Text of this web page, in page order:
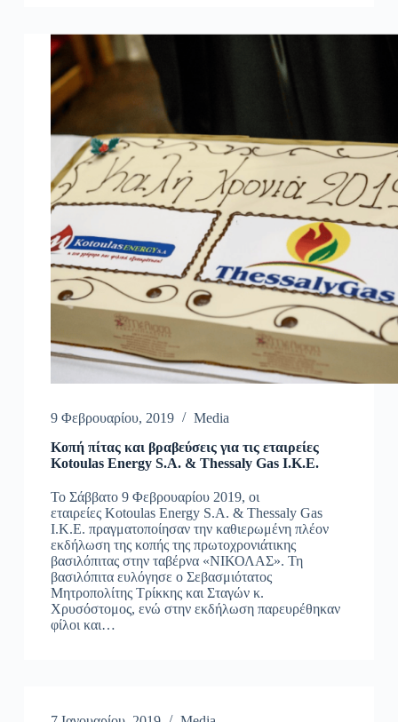
9 Φεβρουαρίου, 2019
Media
Κοπή πίτας και βραβεύσεις για τις εταιρείες
Kotoulas Energy S.A. & Thessaly Gas I.K.E.
Το Σάββατο 9 Φεβρουαρίου 2019, οι
εταιρείες Kotoulas Energy S.A. & Thessaly Gas
I.K.E. πραγματοποίησαν την καθιερωμένη πλέον
εκδήλωση της κοπής της πρωτοχρονιάτικης
βασιλόπιτας στην ταβέρνα «ΝΙΚΟΛΑΣ». Τη
βασιλόπιτα ευλόγησε ο Σεβασμιότατος
Μητροπολίτης Τρίκκης και Σταγών κ.
Χρυσόστομος, ενώ στην εκδήλωση παρευρέθηκαν
φίλοι και…